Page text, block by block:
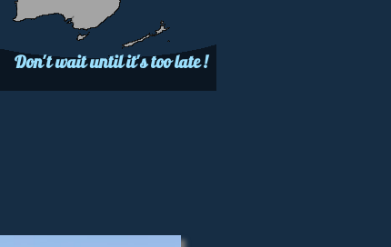
Don't wait until it's too late !